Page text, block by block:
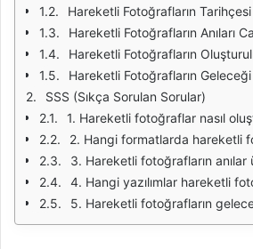
Hareketli Fotoğrafların Tarihçesi
Hareketli Fotoğrafların Anıları
Hareketli Fotoğrafların
Hareketli Fotoğrafların Geleceği
SSS (Sıkça Sorulan Sorular)
1. Hareketli fotoğraflar nasıl
2. Hangi formatlarda hareketli
3. Hareketli fotoğrafların anılar
4. Hangi yazılımlar hareketli fotoğraf
5. Hareketli fotoğrafların geleceği